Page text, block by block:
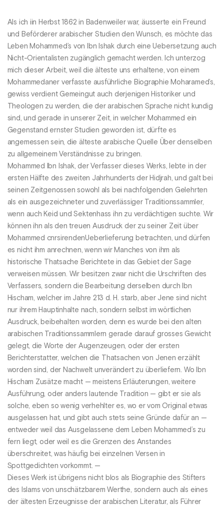
Als ich iin Herbst 1862 in Badenweiler war, äusserte ein Freund
und Beförderer arabischer Studien den Wunsch, es möchte das
Leben Mohammed’s von Ibn Ishak durch eine Uebersetzung auch
Nicht-Orientalisten zugänglich gemacht werden. Ich unterzog
mich dieser Arbeit, weil die älteste uns erhaltene, von einem
Mohammedaner verfasste ausführliche Biographie Moharamed’s,
gewiss verdient Gemeingut auch derjenigen Historiker und
Theologen zu werden, die der arabischen Sprache nicht kundig
sind, und gerade in unserer Zeit, in welcher Mohammed ein
Gegenstand ernster Studien geworden ist, dürfte es
angemessen sein, die älteste arabische Quelle Über denselben
zu allgemeinem Verständnisse zu bringen.
Mohammed Ibn Ishak, der Verfasser dieses Werks, lebte in der
ersten Hälfte des zweiten Jahrhunderts der Hidjrah, und galt bei
seinen Zeitgenossen sowohl als bei nachfolgenden Gelehrten
als ein ausgezeichneter und zuverlässiger Traditionssammler,
wenn auch Keid und Sektenhass ihn zu verdächtigen suchte. Wir
können ihn als den treuen Ausdruck der zu seiner Zeit über
Mohammed cnrsirendenUeberlieferung betrachten, und dürfen
es nicht ihm anrechnen, wenn wir Manches von ihm als
historische Thatsache Berichtete in das Gebiet der Sage
verweisen müssen. Wir besitzen zwar nicht die Urschriften des
Verfassers, sondern die Bearbeitung derselben durch Ibn
Hischam, welcher im Jahre 213 d. H. starb, aber Jene sind nicht
nur ihrem Hauptinhalte nach, sondern selbst im wörtlichen
Ausdruck, beibehalten worden, denn es wurde bei den alten
arabischen Traditionssammlern gerade darauf grosses Gewicht
gelegt, die Worte der Augenzeugen, oder der ersten
Berichterstatter, welchen die Thatsachen von Jenen erzählt
worden sind, der Nachwelt unverändert zu überliefern. Wo Ibn
Hischam Zusätze macht — meistens Erläuterungen, weitere
Ausführung, oder anders lautende Tradition — gibt er sie als
solche, eben so wenig verhehlter es, wo er vom Original etwas
ausgelassen hat, und gibt auch stets seine Gründe dafür an —
entweder weil das Ausgelassene dem Leben Mohammed’s zu
fern liegt, oder weil es die Grenzen des Anstandes
überschreitet, was häufig bei einzelnen Versen in
Spottgedichten vorkommt. —
Dieses Werk ist übrigens nicht blos als Biographie des Stifters
des Islams von unschätzbarem Werthe, sondern auch als eines
der ältesten Erzeugnisse der arabischen Literatur, als Führer